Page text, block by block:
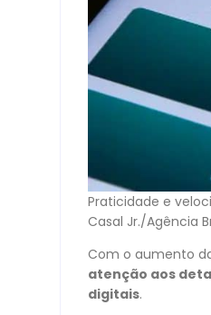
Praticidade e
Casal Jr./Agência
Com o aumento
atenção aos
digitais.